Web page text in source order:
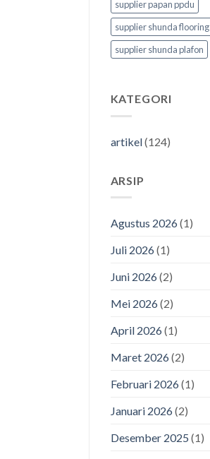
supplier papan ppdu
supplier shunda flooring
supplier shunda plafon
KATEGORI
artikel(124)
ARSIP
Agustus 2026(1)
Juli 2026(1)
Juni 2026(2)
Mei 2026(2)
April 2026(1)
Maret 2026(2)
Februari 2026(1)
Januari 2026(2)
Desember 2025 (1)